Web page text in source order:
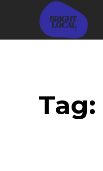
Tag: